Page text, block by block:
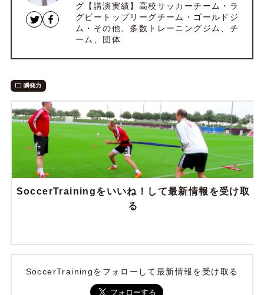
グ【講演実績】高校サッカーチーム・ラ
グビートップリーグチーム・ゴールドジ
ム・その他、多数トレーニングジム、チ
ーム、団体
瞬発力
SoccerTrainingをいいね！して最新情報を受け取
る
SoccerTrainingをフォローして最新情報を受け取る